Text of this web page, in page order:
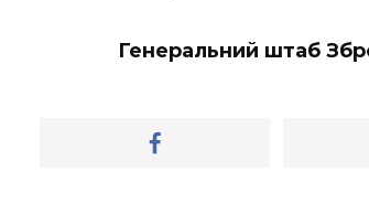
Генеральний штаб